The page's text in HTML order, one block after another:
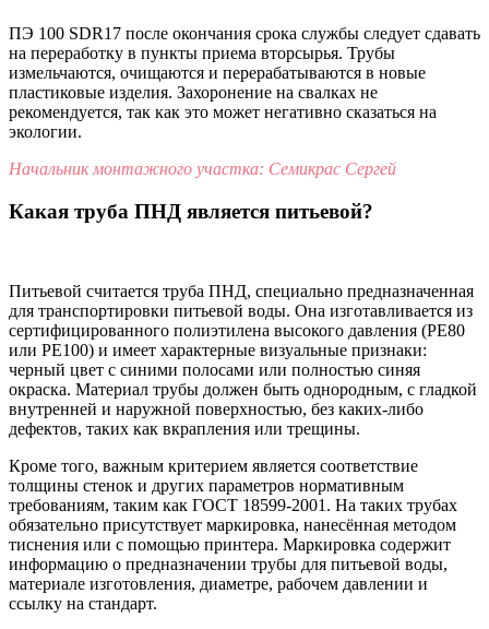
ПЭ 100 SDR17 после окончания срока службы следует сдавать
на переработку в пункты приема вторсырья. Трубы
измельчаются, очищаются и перерабатываются в новые
пластиковые изделия. Захоронение на свалках не
рекомендуется, так как это может негативно сказаться на
экологии.
Начальник монтажного участка: Семикрас Сергей
Какая труба ПНД является питьевой?
Питьевой считается труба ПНД, специально предназначенная
для транспортировки питьевой воды. Она изготавливается из
сертифицированного полиэтилена высокого давления (PE80
или PE100) и имеет характерные визуальные признаки:
черный цвет с синими полосами или полностью синяя
окраска. Материал трубы должен быть однородным, с гладкой
внутренней и наружной поверхностью, без каких-либо
дефектов, таких как вкрапления или трещины.
Кроме того, важным критерием является соответствие
толщины стенок и других параметров нормативным
требованиям, таким как ГОСТ 18599-2001. На таких трубах
обязательно присутствует маркировка, нанесённая методом
тиснения или с помощью принтера. Маркировка содержит
информацию о предназначении трубы для питьевой воды,
материале изготовления, диаметре, рабочем давлении и
ссылку на стандарт.